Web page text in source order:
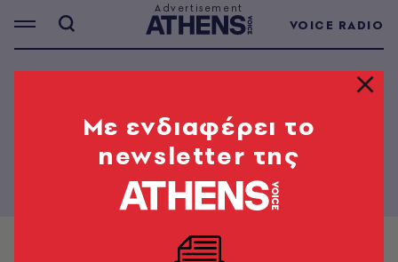
VOICE RADIO
PAPER - 32Mε ενδιαφέρει το
newsletter της